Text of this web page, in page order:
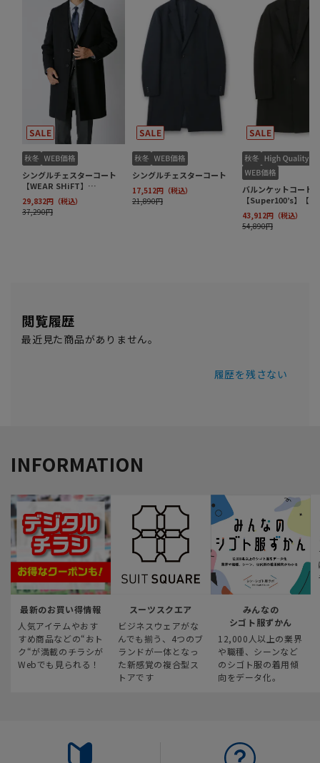
閲覧履歴
最近見た商品がありません。
履歴を残さない
INFORMATION
最新のお買い得情報
人気アイテムやおす
すめ商品などの“おト
ク“が満載のチラシが
Webでも見られる！
スーツスクエア
ビジネスウェアがな
んでも揃う、4つのブ
ランドが一体となっ
た新感覚の複合型ス
トアです
みんなの
シゴト服ずかん
12,000人以上の業界
や職種、シーンなど
のシゴト服の着用傾
向をデータ化。